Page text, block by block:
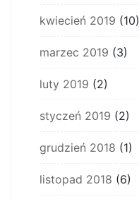
kwiecień 2019 (10)
marzec 2019 (3)
luty 2019 (2)
styczeń 2019 (2)
grudzień 2018 (1)
listopad 2018 (6)